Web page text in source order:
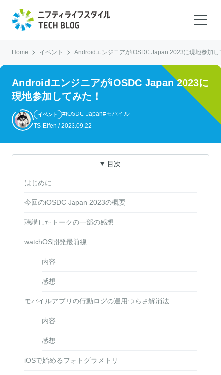
Home イベント AndroidエンジニアがiOSDC Japan 2023に現地参加し
AndroidエンジニアがiOSDC Japan 2023に
現地参加してみた！
イベント #iOSDC Japan#モバイル
TS-Elfen / 2023.09.22
目次
はじめに
今回のiOSDC Japan 2023の概要
聴講したトークの一部の感想
watchOS開発最前線
内容
感想
モバイルアプリの行動ログの運用つらさ解消法
内容
感想
iOSで始めるフォトグラメトリ